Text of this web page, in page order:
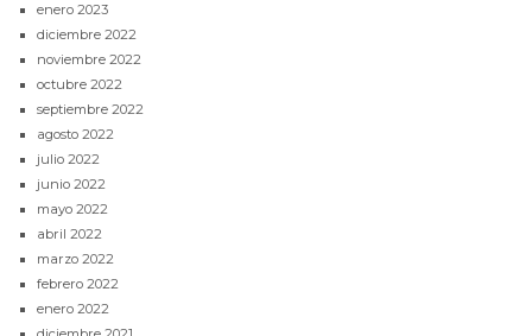
enero 2023
diciembre 2022
noviembre 2022
octubre 2022
septiembre 2022
agosto 2022
julio 2022
junio 2022
mayo 2022
abril 2022
marzo 2022
febrero 2022
enero 2022